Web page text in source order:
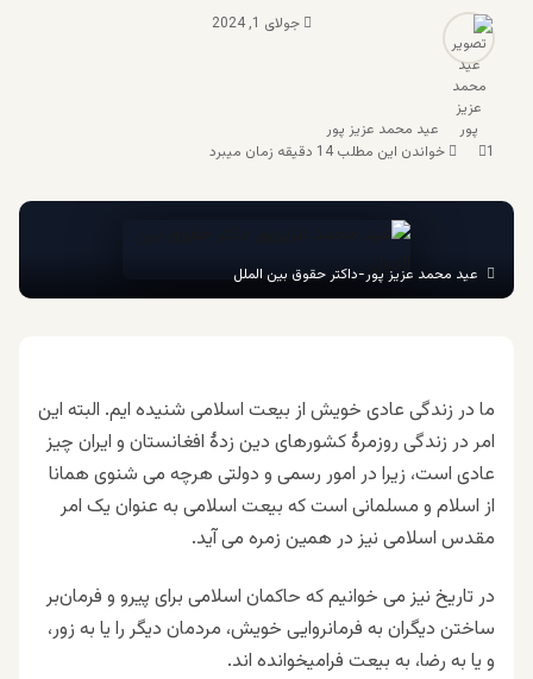
عید محمد عزیز پور
جولای 1, 2024
1 خواندن این مطلب 14 دقیقه زمان میبرد
عید محمد عزیز پور-داکتر حقوق بین الملل
ما در زندگی عادی خویش از بیعت اسلامی شنیده ایم. البته این
امر در زندگی روزمرۀ کشورهای دین زدۀ افغانستان و ایران چیز
عادی است، زیرا در امور رسمی و دولتی هرچه می شنوی همانا
از اسلام و مسلمانی است که بیعت اسلامی به عنوان یک امر
مقدس اسلامی نیز در همین زمره می آید.
در تاریخ نیز می خوانیم که حاکمان اسلامی برای پیرو و فرمان‌بر
ساختن دیگران به فرمانروایی خویش، مردمان دیگر را یا به زور،
و یا به رضا، به بیعت فرامیخوانده اند.